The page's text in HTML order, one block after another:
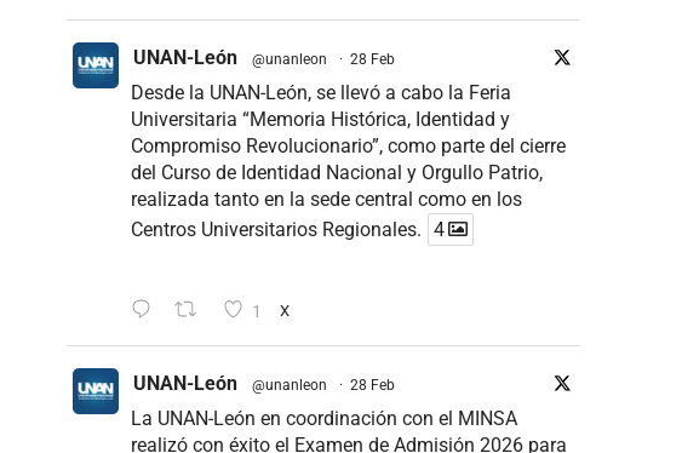
UNAN-León @unanleon · 28 Feb
Desde la UNAN-León, se llevó a cabo la Feria
Universitaria “Memoria Histórica, Identidad y
Compromiso Revolucionario”, como parte del cierre
del Curso de Identidad Nacional y Orgullo Patrio,
realizada tanto en la sede central como en los
Centros Universitarios Regionales. 4
1 X
UNAN-León @unanleon · 28 Feb
La UNAN-León en coordinación con el MINSA
realizó con éxito el Examen de Admisión 2026 para